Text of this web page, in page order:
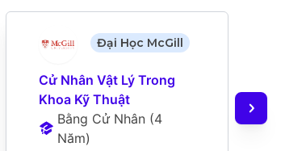
Đại Học McGill
Cử Nhân Vật Lý Trong
Khoa Kỹ Thuật
Bằng Cử Nhân (4
Năm)